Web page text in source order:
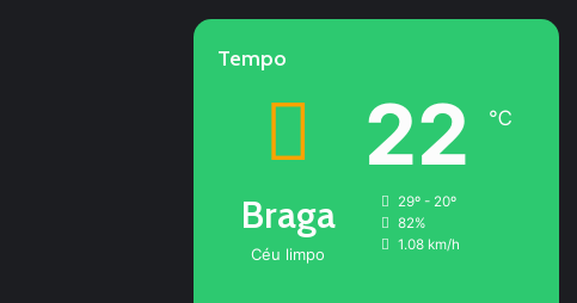
Tempo
Braga
Céu limpo
22 ℃
29º - 20º
82%
1.08 km/h